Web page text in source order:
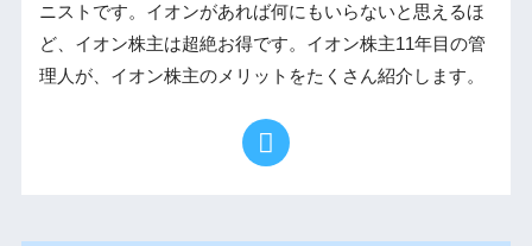
ニストです。イオンがあれば何にもいらないと思えるほ
ど、イオン株主は超絶お得です。イオン株主11年目の管
理人が、イオン株主のメリットをたくさん紹介します。